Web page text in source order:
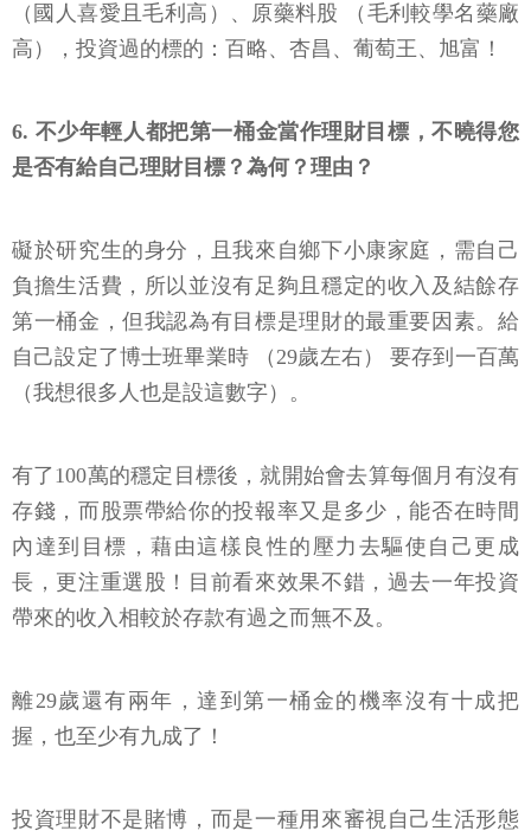
（國人喜愛且毛利高）、原藥料股 （毛利較學名藥廠
高），投資過的標的：百略、杏昌、葡萄王、旭富！
6. 不少年輕人都把第一桶金當作理財目標，不曉得您
是否有給自己理財目標？為何？理由？
礙於研究生的身分，且我來自鄉下小康家庭，需自己
負擔生活費，所以並沒有足夠且穩定的收入及結餘存
第一桶金，但我認為有目標是理財的最重要因素。給
自己設定了博士班畢業時 （29歲左右） 要存到一百萬
（我想很多人也是設這數字）。
有了100萬的穩定目標後，就開始會去算每個月有沒有
存錢，而股票帶給你的投報率又是多少，能否在時間
內達到目標，藉由這樣良性的壓力去驅使自己更成
長，更注重選股！目前看來效果不錯，過去一年投資
帶來的收入相較於存款有過之而無不及。
離29歲還有兩年，達到第一桶金的機率沒有十成把
握，也至少有九成了！
投資理財不是賭博，而是一種用來審視自己生活形態